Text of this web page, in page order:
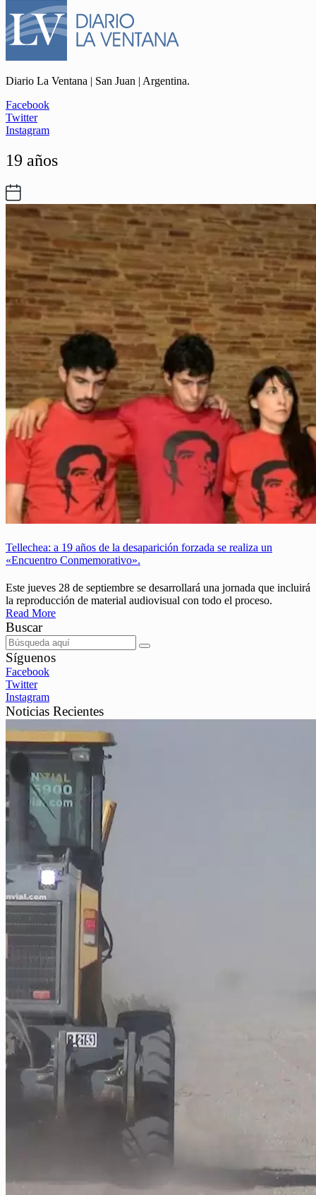
Diario La Ventana | San Juan | Argentina.
Facebook
Twitter
Instagram
19 años
Tellechea: a 19 años de la desaparición forzada se realiza un
«Encuentro Conmemorativo».
Este jueves 28 de septiembre se desarrollará una jornada que incluirá
la reproducción de material audiovisual con todo el proceso.
Read More
Buscar
Síguenos
Facebook
Twitter
Instagram
Noticias Recientes